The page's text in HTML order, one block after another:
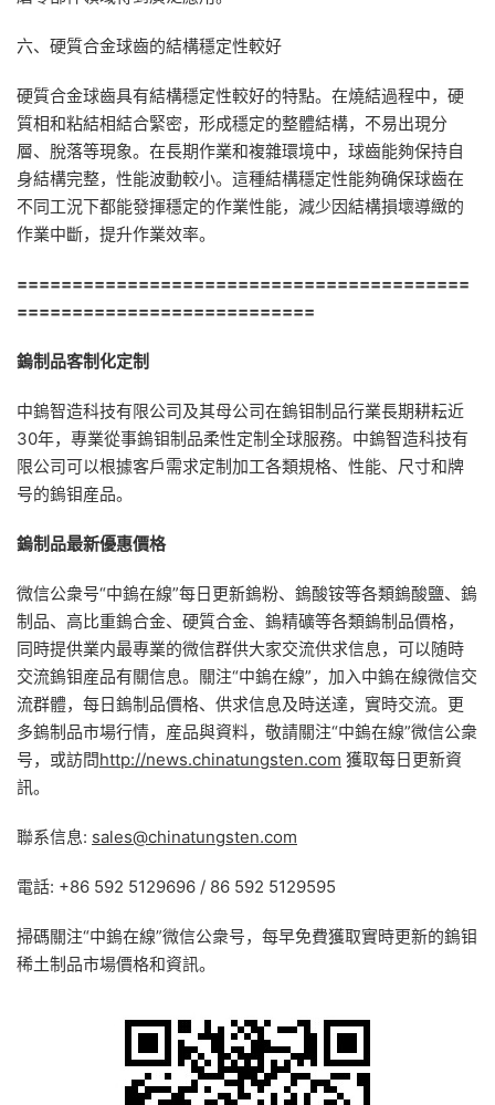
六、硬質合金球齒的結構穩定性較好
硬質合金球齒具有結構穩定性較好的特點。在燒結過程中，硬
質相和粘結相結合緊密，形成穩定的整體結構，不易出現分
層、脫落等現象。在長期作業和複雜環境中，球齒能夠保持自
身結構完整，性能波動較小。這種結構穩定性能夠确保球齒在
不同工況下都能發揮穩定的作業性能，減少因結構損壞導緻的
作業中斷，提升作業效率。
=========================================
===========================
鎢制品客制化定制
中鎢智造科技有限公司及其母公司在鎢钼制品行業長期耕耘近
30年，專業從事鎢钼制品柔性定制全球服務。中鎢智造科技有
限公司可以根據客戶需求定制加工各類規格、性能、尺寸和牌
号的鎢钼産品。
鎢制品最新優惠價格
微信公衆号“中鎢在線”每日更新鎢粉、鎢酸铵等各類鎢酸鹽、鎢
制品、高比重鎢合金、硬質合金、鎢精礦等各類鎢制品價格，
同時提供業内最專業的微信群供大家交流供求信息，可以随時
交流鎢钼産品有關信息。關注“中鎢在線”，加入中鎢在線微信交
流群體，每日鎢制品價格、供求信息及時送達，實時交流。更
多鎢制品市場行情，産品與資料，敬請關注“中鎢在線”微信公衆
号，或訪問http://news.chinatungsten.com 獲取每日更新資
訊。
聯系信息: sales@chinatungsten.com
電話: +86 592 5129696 / 86 592 5129595
掃碼關注“中鎢在線”微信公衆号，每早免費獲取實時更新的鎢钼
稀土制品市場價格和資訊。